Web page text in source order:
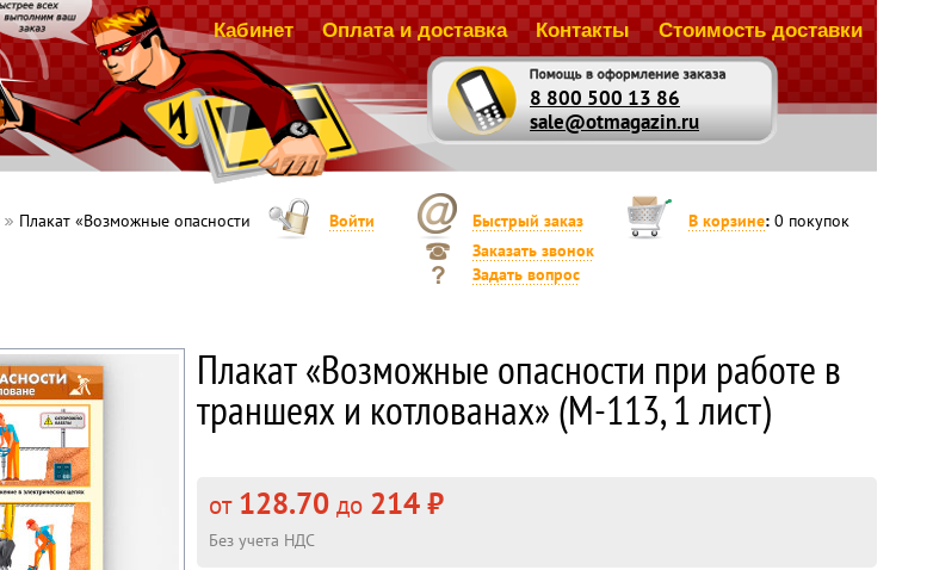
8 800 500 13 86
sale@otmagazin.ru
Кабинет Оплата и доставка Контакты Стоимость доставки
Плакат «Возможные опасности
Войти Быстрый заказ В корзине: 0 покупок
Заказать звонок
Задать вопрос
Плакат «Возможные опасности при работе в
траншеях и котлованах» (М-113, 1 лист)
от128.70 до 214 ₽
Без учета НДС